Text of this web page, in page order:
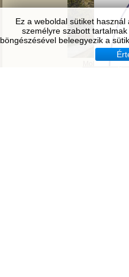
Ez a weboldal sütiket
személyre szabott
böngészésével beleegyezik a